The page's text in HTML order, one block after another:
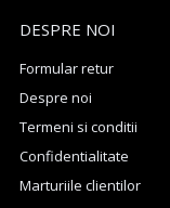
DESPRE NOI
Formular retur
Despre noi
Termeni si conditii
Confidentialitate
Marturiile clientilor